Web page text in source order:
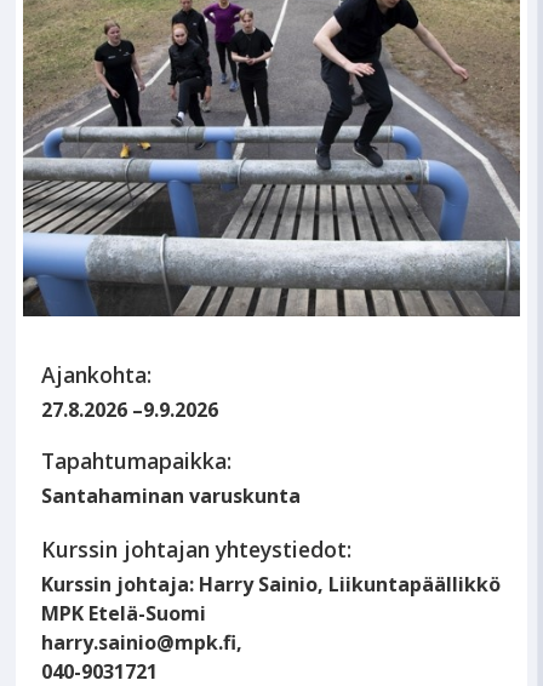
Ajankohta:
27.8.2026 –9.9.2026
Tapahtumapaikka:
Santahaminan varuskunta
Kurssin johtajan yhteystiedot:
Kurssin johtaja: Harry Sainio, Liikuntapäällikkö
MPK Etelä-Suomi
harry.sainio@mpk.fi,
040-9031721